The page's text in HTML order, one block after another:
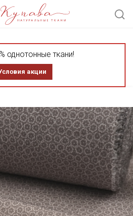
однотонные ткани!
акции